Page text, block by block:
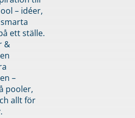
– idéer,
ett ställe.
&
–
pooler,
allt för